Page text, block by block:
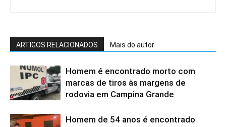
ARTIGOS RELACIONADOS Mais do autor
Homem é encontrado morto com
marcas de tiros às margens de
rodovia em Campina Grande
Homem de 54 anos é encontrado